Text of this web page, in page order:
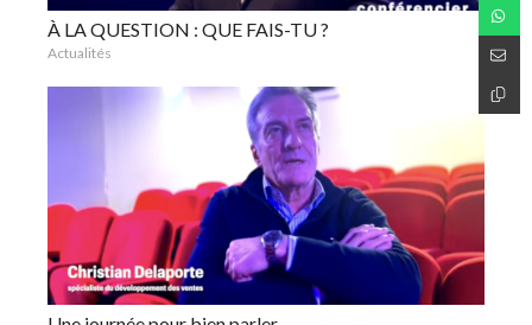
À LA QUESTION : QUE FAIS-TU ?
Actualités